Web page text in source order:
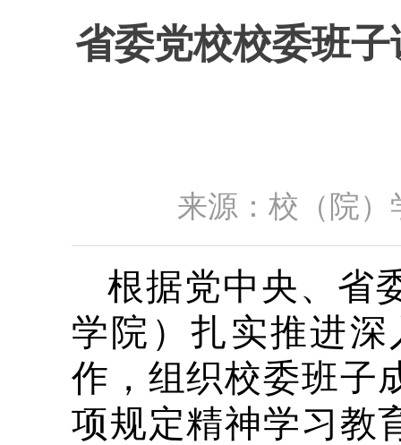
省委党校校委班
来源：校（院
根据党中央、省
学院）扎实推进
作，组织校委班子
项规定精神学习教